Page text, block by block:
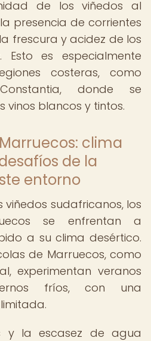
de los viñedos al
presencia de corrientes
frescura y acidez de los
Esto es especialmente
costeras, como
donde se
vinos blancos y tintos.
clima
de la
entorno
viñedos sudafricanos, los
se enfrentan a
a su clima desértico.
de Marruecos, como
experimentan veranos
fríos, con una
y la escasez de agua